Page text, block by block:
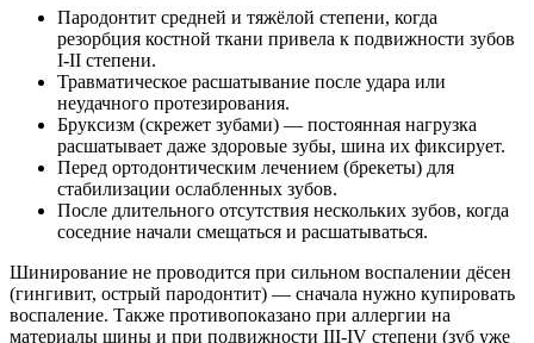
Пародонтит средней и тяжёлой степени, когда
резорбция костной ткани привела к подвижности зубов
I-II степени.
Травматическое расшатывание после удара или
неудачного протезирования.
Бруксизм (скрежет зубами) — постоянная нагрузка
расшатывает даже здоровые зубы, шина их фиксирует.
Перед ортодонтическим лечением (брекеты) для
стабилизации ослабленных зубов.
После длительного отсутствия нескольких зубов, когда
соседние начали смещаться и расшатываться.
Шинирование не проводится при сильном воспалении дёсен
(гингивит, острый пародонтит) — сначала нужно купировать
воспаление. Также противопоказано при аллергии на
материалы шины и при подвижности III-IV степени (зуб уже